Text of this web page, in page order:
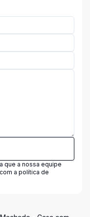
que a nossa equipe
a política de